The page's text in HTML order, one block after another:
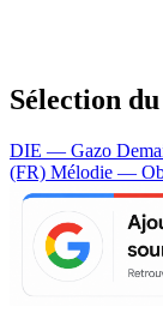
Sélection
DIE — Gazo
(FR) Mélodie —